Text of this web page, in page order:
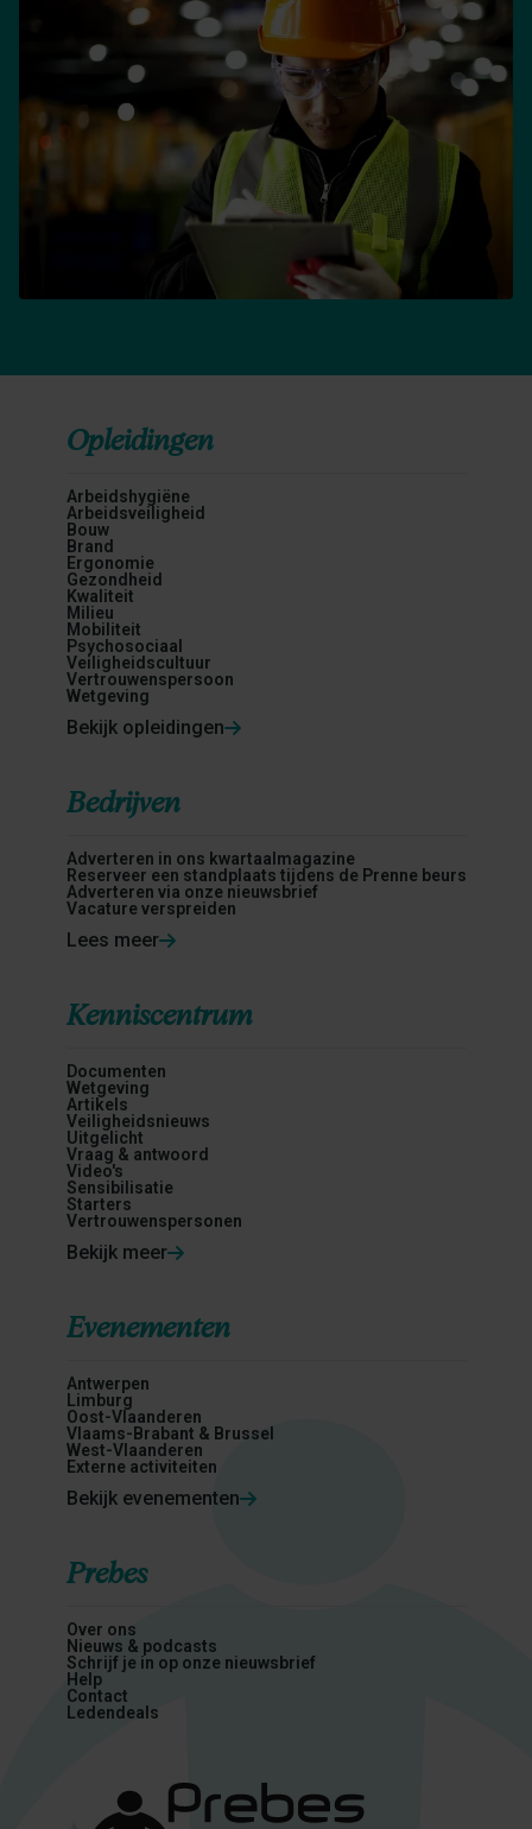
Opleidingen
Arbeidshygiëne
Arbeidsveiligheid
Bouw
Brand
Ergonomie
Gezondheid
Kwaliteit
Milieu
Mobiliteit
Psychosociaal
Veiligheidscultuur
Vertrouwenspersoon
Wetgeving
Bekijk opleidingen
Bedrijven
Adverteren in ons kwartaalmagazine
Reserveer een standplaats tijdens de Prenne beurs
Adverteren via onze nieuwsbrief
Vacature verspreiden
Lees meer
Kenniscentrum
Documenten
Wetgeving
Artikels
Veiligheidsnieuws
Uitgelicht
Vraag & antwoord
Video's
Sensibilisatie
Starters
Vertrouwenspersonen
Bekijk meer
Evenementen
Antwerpen
Limburg
Oost-Vlaanderen
Vlaams-Brabant & Brussel
West-Vlaanderen
Externe activiteiten
Bekijk evenementen
Prebes
Over ons
Nieuws & podcasts
Schrijf je in op onze nieuwsbrief
Help
Contact
Ledendeals